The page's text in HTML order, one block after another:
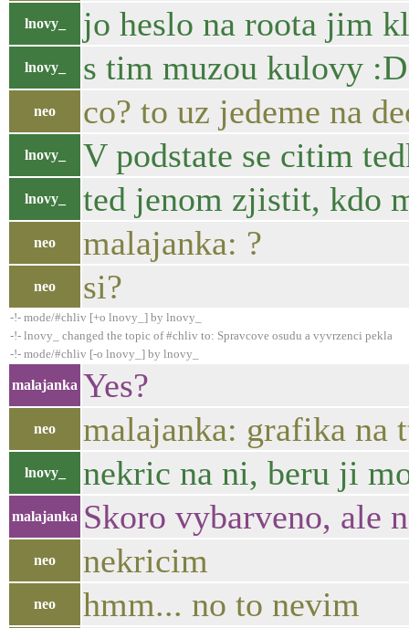
lnovy_ jo heslo na roota jim
lnovy_ s tim muzou kulovy :D
neo co? to uz jedeme na
lnovy_ V podstate se citim
lnovy_ ted jenom zjistit, kdo
neo malajanka: ?
neo si?
-!- mode/#chliv [+o lnovy_] by lnovy_
-!- lnovy_ changed the topic of #chliv to: Spravcove osudu a vyvrzenci pekla
-!- mode/#chliv [-o lnovy_] by lnovy_
malajanka Yes?
neo malajanka: grafika na
lnovy_ nekric na ni, beru ji
malajanka Skoro vybarveno, ale
neo nekricim
neo hmm... no to nevim